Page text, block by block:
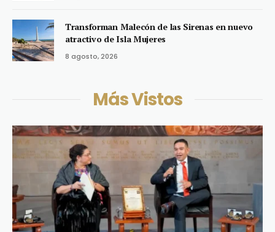
Transforman Malecón de las Sirenas en nuevo
atractivo de Isla Mujeres
8 agosto, 2026
Más Vistos